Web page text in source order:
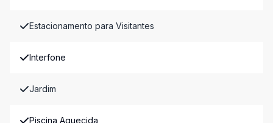
Estacionamento para Visitantes
Interfone
Jardim
Piscina Aquecida